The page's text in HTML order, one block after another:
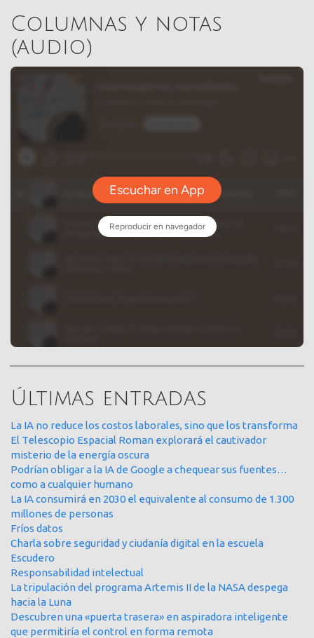
Columnas y notas
(audio)
Últimas entradas
La IA no reduce los costos laborales, sino que los transforma
El Telescopio Espacial Roman explorará el cautivador
misterio de la energía oscura
Podrían obligar a la IA de Google a chequear sus fuentes…
como a cualquier humano
La IA consumirá en 2030 el equivalente al consumo de 1.300
millones de personas
Fríos datos
Charla sobre seguridad y ciudanía digital en la escuela
Escudero
Responsabilidad intelectual
La tripulación del programa Artemis II de la NASA despega
hacia la Luna
Descubren una «puerta trasera» en aspiradora inteligente
que permitiría el control en forma remota